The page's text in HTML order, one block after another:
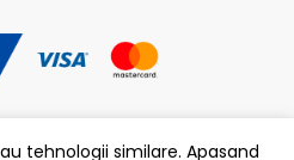
tehnologii similare. Apasand